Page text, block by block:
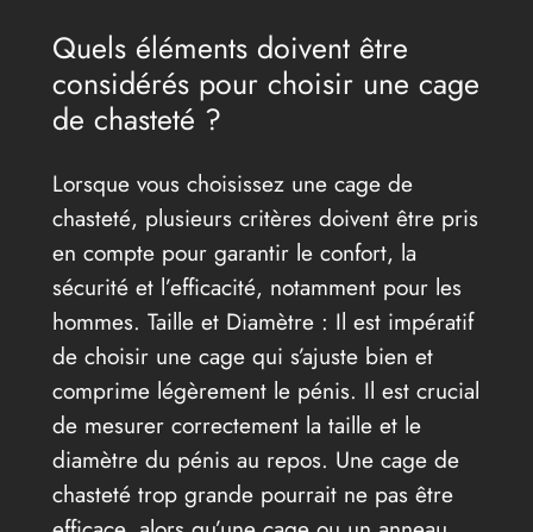
Quels éléments doivent être
considérés pour choisir une cage
de chasteté ?
Lorsque vous choisissez une cage de
chasteté, plusieurs critères doivent être pris
en compte pour garantir le confort, la
sécurité et l’efficacité, notamment pour les
hommes. Taille et Diamètre : Il est impératif
de choisir une cage qui s’ajuste bien et
comprime légèrement le pénis. Il est crucial
de mesurer correctement la taille et le
diamètre du pénis au repos. Une cage de
chasteté trop grande pourrait ne pas être